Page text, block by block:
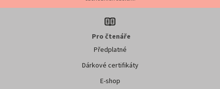
Pro čtenáře
Předplatné
Dárkové certifikáty
E-shop